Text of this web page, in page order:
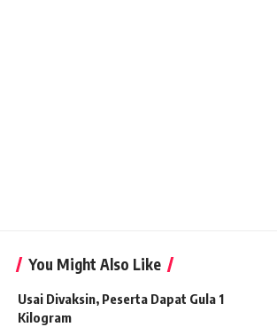
You Might Also Like
Usai Divaksin, Peserta Dapat Gula 1
Kilogram